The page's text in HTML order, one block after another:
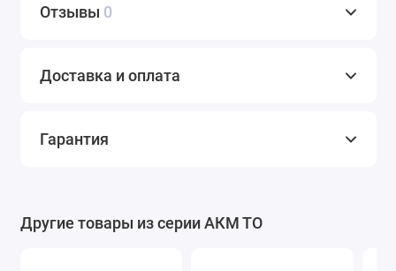
Отзывы 0
Доставка и оплата
Гарантия
Другие товары из серии АКМ ТО